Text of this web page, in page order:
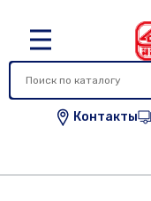
Контакты